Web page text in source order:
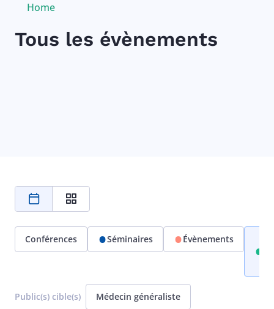
Breadcrumb
Current:
Home
Tous les évènements
Conférences Séminaires Évènements
Public(s) cible(s) Médecin généraliste